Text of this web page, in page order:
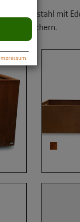
Cortenstahl mit
bereichern.
Impressum